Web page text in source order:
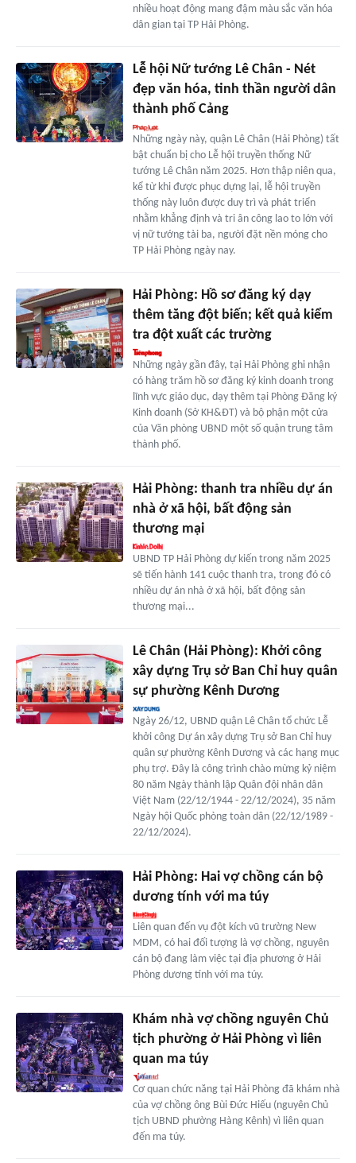
nhiều hoạt động mang đậm màu sắc văn hóa
dân gian tại TP Hải Phòng.
Lễ hội Nữ tướng Lê Chân - Nét
đẹp văn hóa, tinh thần người dân
thành phố Cảng
Những ngày này, quận Lê Chân (Hải Phòng) tất
bật chuẩn bị cho Lễ hội truyền thống Nữ
tướng Lê Chân năm 2025. Hơn thập niên qua,
kể từ khi được phục dựng lại, lễ hội truyền
thống này luôn được duy trì và phát triển
nhằm khẳng định và tri ân công lao to lớn với
vị nữ tướng tài ba, người đặt nền móng cho
TP Hải Phòng ngày nay.
Hải Phòng: Hồ sơ đăng ký dạy
thêm tăng đột biến; kết quả kiểm
tra đột xuất các trường
Những ngày gần đây, tại Hải Phòng ghi nhận
có hàng trăm hồ sơ đăng ký kinh doanh trong
lĩnh vực giáo dục, dạy thêm tại Phòng Đăng ký
Kinh doanh (Sở KH&ĐT) và bộ phận một cửa
của Văn phòng UBND một số quận trung tâm
thành phố.
Hải Phòng: thanh tra nhiều dự án
nhà ở xã hội, bất động sản
thương mại
UBND TP Hải Phòng dự kiến trong năm 2025
sẽ tiến hành 141 cuộc thanh tra, trong đó có
nhiều dự án nhà ở xã hội, bất động sản
thương mại...
Lê Chân (Hải Phòng): Khởi công
xây dựng Trụ sở Ban Chỉ huy quân
sự phường Kênh Dương
Ngày 26/12, UBND quận Lê Chân tổ chức Lễ
khởi công Dự án xây dựng Trụ sở Ban Chỉ huy
quân sự phường Kênh Dương và các hạng mục
phụ trợ. Đây là công trình chào mừng kỷ niệm
80 năm Ngày thành lập Quân đội nhân dân
Việt Nam (22/12/1944 - 22/12/2024), 35 năm
Ngày hội Quốc phòng toàn dân (22/12/1989 -
22/12/2024).
Hải Phòng: Hai vợ chồng cán bộ
dương tính với ma túy
Liên quan đến vụ đột kích vũ trường New
MDM, có hai đối tượng là vợ chồng, nguyên
cán bộ đang làm việc tại địa phương ở Hải
Phòng dương tính với ma túy.
Khám nhà vợ chồng nguyên Chủ
tịch phường ở Hải Phòng vì liên
quan ma túy
Cơ quan chức năng tại Hải Phòng đã khám nhà
của vợ chồng ông Bùi Đức Hiếu (nguyên Chủ
tịch UBND phường Hàng Kênh) vì liên quan
đến ma túy.